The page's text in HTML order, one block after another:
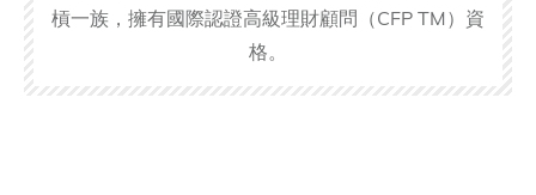
槓一族，擁有國際認證高級理財顧問（CFP TM）資
格。